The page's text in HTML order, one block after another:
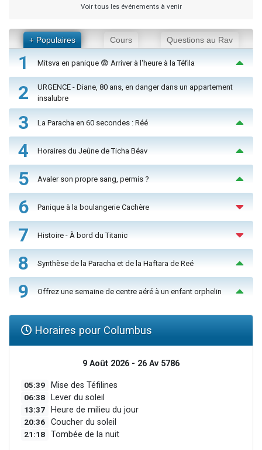
Voir tous les événements à venir
+ Populaires Cours Questions au Rav
1 Mitsva en panique 😨 Arriver à l'heure à la Téfila
2
URGENCE - Diane, 80 ans, en danger dans un appartement
insalubre
3 La Paracha en 60 secondes : Réé
4 Horaires du Jeûne de Ticha Béav
5 Avaler son propre sang, permis ?
6 Panique à la boulangerie Cachère
7 Histoire - À bord du Titanic
8 Synthèse de la Paracha et de la Haftara de Reé
9 Offrez une semaine de centre aéré à un enfant orphelin
Horaires pour Columbus
9 Août 2026 - 26 Av 5786
05:39 Mise des Téfilines
06:38 Lever du soleil
13:37 Heure de milieu du jour
20:36 Coucher du soleil
21:18 Tombée de la nuit